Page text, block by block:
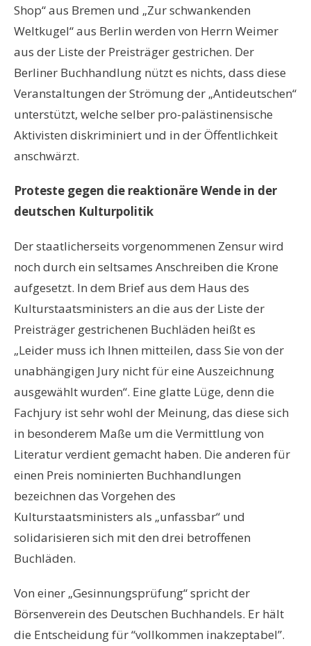
Shop“ aus Bremen und „Zur schwankenden
Weltkugel“ aus Berlin werden von Herrn Weimer
aus der Liste der Preisträger gestrichen. Der
Berliner Buchhandlung nützt es nichts, dass diese
Veranstaltungen der Strömung der „Antideutschen“
unterstützt, welche selber pro-palästinensische
Aktivisten diskriminiert und in der Öffentlichkeit
anschwärzt.
Proteste gegen die reaktionäre Wende in der
deutschen Kulturpolitik
Der staatlicherseits vorgenommenen Zensur wird
noch durch ein seltsames Anschreiben die Krone
aufgesetzt. In dem Brief aus dem Haus des
Kulturstaatsministers an die aus der Liste der
Preisträger gestrichenen Buchläden heißt es
„Leider muss ich Ihnen mitteilen, dass Sie von der
unabhängigen Jury nicht für eine Auszeichnung
ausgewählt wurden“. Eine glatte Lüge, denn die
Fachjury ist sehr wohl der Meinung, das diese sich
in besonderem Maße um die Vermittlung von
Literatur verdient gemacht haben. Die anderen für
einen Preis nominierten Buchhandlungen
bezeichnen das Vorgehen des
Kulturstaatsministers als „unfassbar“ und
solidarisieren sich mit den drei betroffenen
Buchläden.
Von einer „Gesinnungsprüfung“ spricht der
Börsenverein des Deutschen Buchhandels. Er hält
die Entscheidung für “vollkommen inakzeptabel”.